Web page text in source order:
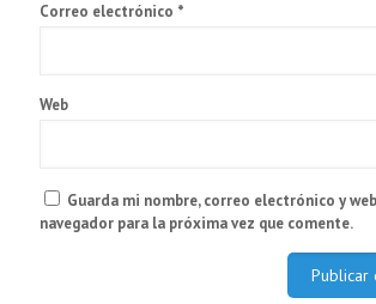
Correo electrónico *
Web
Guarda mi nombre, correo electrónico y
navegador para la próxima vez que comente.